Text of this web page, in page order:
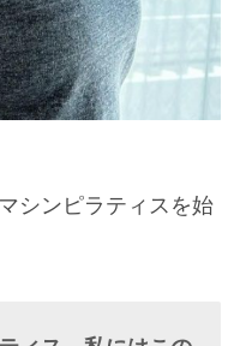
シンピラティスを始